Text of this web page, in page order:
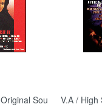
Sou
V.A / High